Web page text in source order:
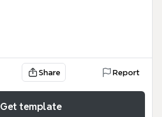
Share Report
Get template